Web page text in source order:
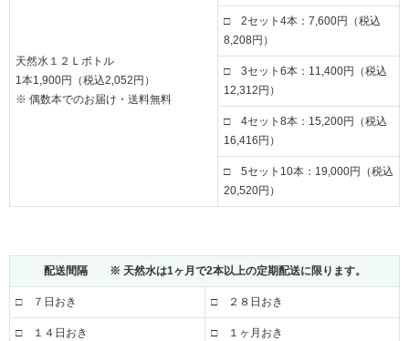
天然水１２Ｌボトル
1本1,900円（税込2,052円）
※ 偶数本でのお届け・送料無料
□ 2セット4本：7,600円（税込
8,208円）
□ 3セット6本：11,400円（税込
12,312円）
□ 4セット8本：15,200円（税込
16,416円）
□ 5セット10本：19,000円（税込
20,520円）
配送間隔 ※ 天然水は1ヶ月で2本以上の定期配送に限ります。
□ ７日おき □ ２８日おき
□ １４日おき □ １ヶ月おき